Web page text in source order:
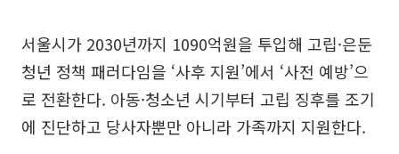
서울시가 2030년까지 1090억원을 투입해 고립·은둔
청년 정책 패러다임을 ‘사후 지원’에서 ‘사전 예방’으
로 전환한다. 아동·청소년 시기부터 고립 징후를 조기
에 진단하고 당사자뿐만 아니라 가족까지 지원한다.